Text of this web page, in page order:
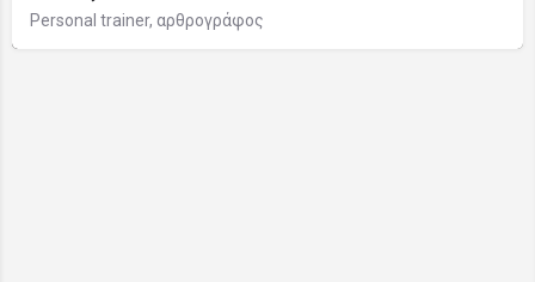
Personal trainer, αρθρογράφος